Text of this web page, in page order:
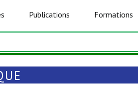
Publications Formations